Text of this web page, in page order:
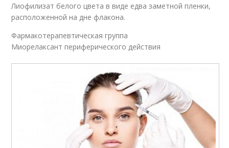
Лиофилизат белого цвета в виде едва заметной пленки,
расположенной на дне флакона.
Фармакотерапевтическая группа
Миорелаксант периферического действия